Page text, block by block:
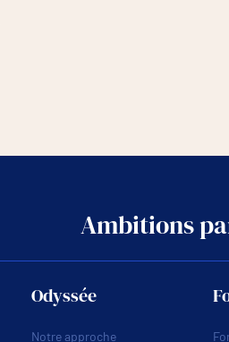
Ambitions
Odyssée
Notre approche